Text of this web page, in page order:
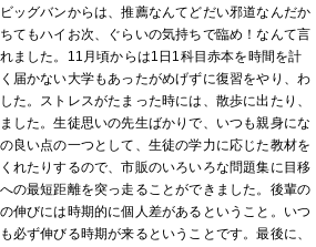
ッグバンからは、推薦なんてどだい邪道なんだか
てもハイお次、ぐらいの気持ちで臨め！なんて言
ました。11月頃からは1日1科目赤本を時間を計
届かない大学もあったがめげずに復習をやり、わ
た。ストレスがたまった時には、散歩に出たり、
した。生徒思いの先生ばかりで、いつも親身にな
良い点の一つとして、生徒の学力に応じた教材を
れたりするので、市販のいろいろな問題集に目移
の最短距離を突っ走ることができました。後輩の
伸びには時期的に個人差があるということ。いつ
必ず伸びる時期が来るということです。最後に、